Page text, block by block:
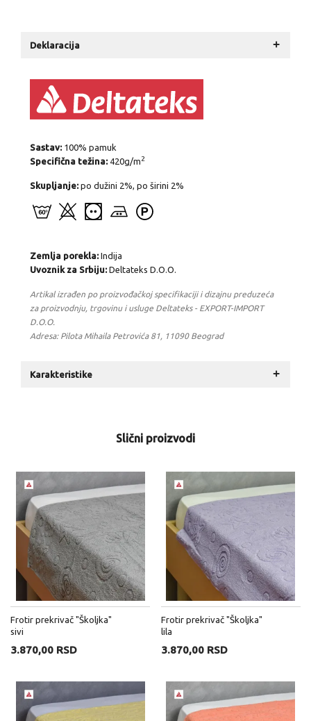
Deklaracija +
Sastav:100% pamuk
Specifična težina:420g/m2
Skupljanje:po dužini 2%, po širini 2%
Zemlja porekla:Indija
Uvoznik za Srbiju:Deltateks D.O.O.
Artikal izrađen po proizvođačkoj specifikaciji i dizajnu preduzeća
za proizvodnju, trgovinu i usluge Deltateks - EXPORT-IMPORT
D.O.O.
Adresa: Pilota Mihaila Petrovića 81, 11090 Beograd
Karakteristike +
Slični proizvodi
Frotir prekrivač "Školjka"
sivi
3.870,00 RSD
Frotir prekrivač "Školjka"
lila
3.870,00 RSD